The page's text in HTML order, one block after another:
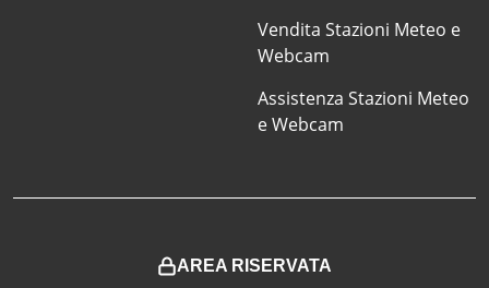
Vendita Stazioni Meteo e
Webcam
Assistenza Stazioni Meteo
e Webcam
AREA RISERVATA